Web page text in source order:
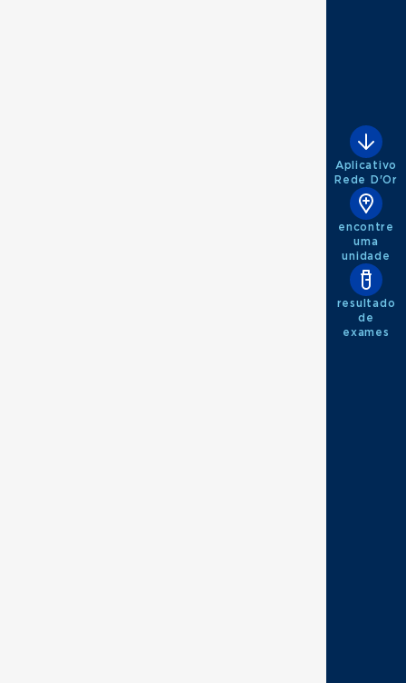
Aplicativo
Rede D'Or
encontre
uma
unidade
resultado
de
exames